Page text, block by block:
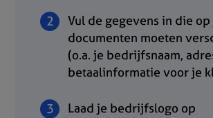
Vul de gegevens in die op
documenten moeten
(o.a. je bedrijfsnaam,
betaalinformatie voor je
Laad je bedrijfslogo op